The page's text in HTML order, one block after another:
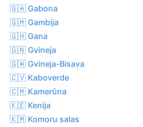
🇬🇦 Gabona
🇬🇲 Gambija
🇬🇭 Gana
🇬🇳 Gvineja
🇬🇼 Gvineja-Bisava
🇨🇻 Kaboverde
🇨🇲 Kamerūna
🇰🇪 Kenija
🇰🇲 Komoru salas